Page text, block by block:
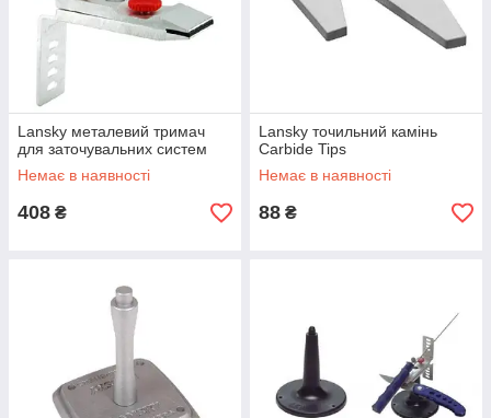
Lansky металевий тримач
для заточувальних систем
Немає в наявності
408 ₴
Lansky точильний камінь
Carbide Tips
Немає в наявності
88 ₴